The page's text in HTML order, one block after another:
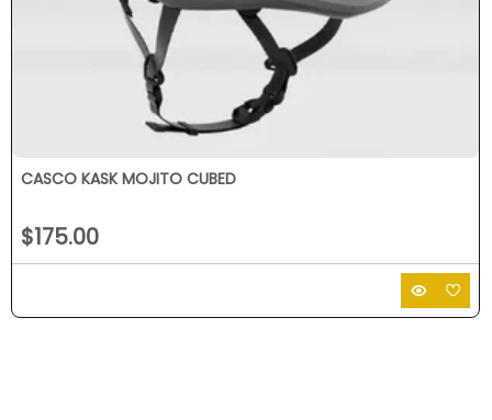
CASCO KASK MOJITO CUBED
$175.00